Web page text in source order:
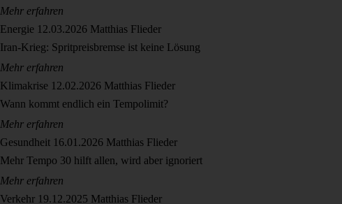
Mehr erfahren
Energie 12.03.2026 Matthias Flieder
Iran-Krieg: Spritpreisbremse ist keine Lösung
Mehr erfahren
Klimakrise 12.02.2026 Matthias Flieder
Wann kommt endlich ein Tempolimit?
Mehr erfahren
Gesundheit 16.01.2026 Matthias Flieder
Mehr Tempo 30 hilft allen, wird aber ignoriert
Mehr erfahren
Verkehr 19.12.2025 Matthias Flieder